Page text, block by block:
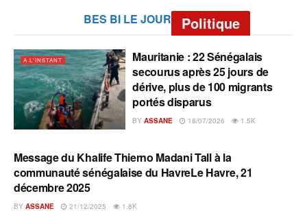
BES BI LE JOUR Politique
A L'INSTANT
Mauritanie : 22 Sénégalais
secourus après 25 jours de
dérive, plus de 100 migrants
portés disparus
BY ASSANE 18/07/2026 1.5K
A L'INSTANT
Message du Khalife Thierno Madani Tall à la
communauté sénégalaise du HavreLe Havre, 21
décembre 2025
BY ASSANE 21/12/2025 1.8K